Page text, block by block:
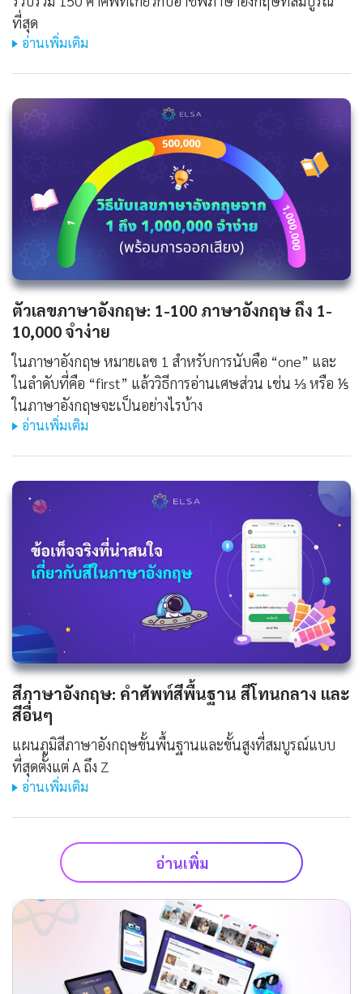
ที่สุด
อ่านเพิ่มเติม
ตัวเลขภาษาอังกฤษ: 1-100 ภาษาอังกฤษ ถึง 1-
10,000 จำง่าย
ในภาษาอังกฤษ หมายเลข 1 สำหรับการนับคือ “one” และ
ในลำดับที่คือ “first” แล้ววิธีการอ่านเศษส่วน เช่น ⅓ หรือ ⅕
ในภาษาอังกฤษจะเป็นอย่างไรบ้าง
อ่านเพิ่มเติม
สีภาษาอังกฤษ: คำศัพท์สีพื้นฐาน สีโทนกลาง และ
สีอื่นๆ
แผนภูมิสีภาษาอังกฤษขั้นพื้นฐานและขั้นสูงที่สมบูรณ์แบบ
ที่สุดตั้งแต่ A ถึง Z
อ่านเพิ่มเติม
อ่านเพิ่ม